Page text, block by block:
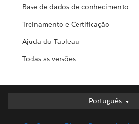
Base de dados de conhecimento
Treinamento e Certificação
Ajuda do Tableau
Todas as versões
Português
Português